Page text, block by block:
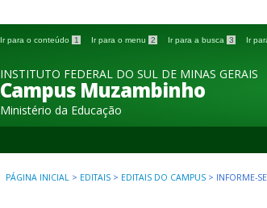
Ir para o conteúdo 1 Ir para o menu 2 Ir para a busca 3 Ir
INSTITUTO FEDERAL DO SUL DE MINAS GERAIS
Campus Muzambinho
Ministério da Educação
PÁGINA INICIAL > EDITAIS > EDITAIS DO CAMPUS > INFORME-